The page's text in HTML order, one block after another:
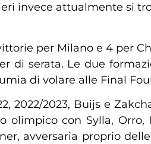
invece attualmente si
per Milano e 4 per
di serata. Le due
di volare alle Final
2022/2023, Buijs e
olimpico con Sylla,
avversaria proprio